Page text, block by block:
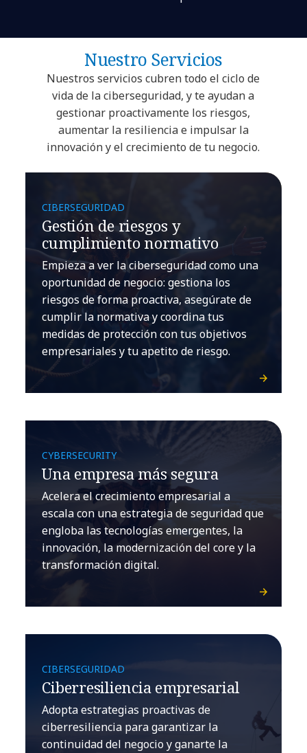
Nuestro Servicios
Nuestros servicios cubren todo el ciclo de
vida de la ciberseguridad, y te ayudan a
gestionar proactivamente los riesgos,
aumentar la resiliencia e impulsar la
innovación y el crecimiento de tu negocio.
CIBERSEGURIDAD
Gestión de riesgos y
cumplimiento normativo
Empieza a ver la ciberseguridad como una
oportunidad de negocio: gestiona los
riesgos de forma proactiva, asegúrate de
cumplir la normativa y coordina tus
medidas de protección con tus objetivos
empresariales y tu apetito de riesgo.
CYBERSECURITY
Una empresa más segura
Acelera el crecimiento empresarial a
escala con una estrategia de seguridad que
engloba las tecnologías emergentes, la
innovación, la modernización del core y la
transformación digital.
CIBERSEGURIDAD
Ciberresiliencia empresarial
Adopta estrategias proactivas de
ciberresiliencia para garantizar la
continuidad del negocio y ganarte la